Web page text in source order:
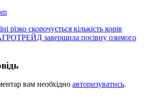
різко скорочується кількість корів
завершила посівну озимого
вам необхідно авторизуватись.